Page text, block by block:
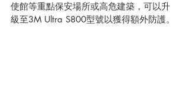
使館等重點保安場所或高危建築，可以升
級至3M Ultra S800型號以獲得額外防護。